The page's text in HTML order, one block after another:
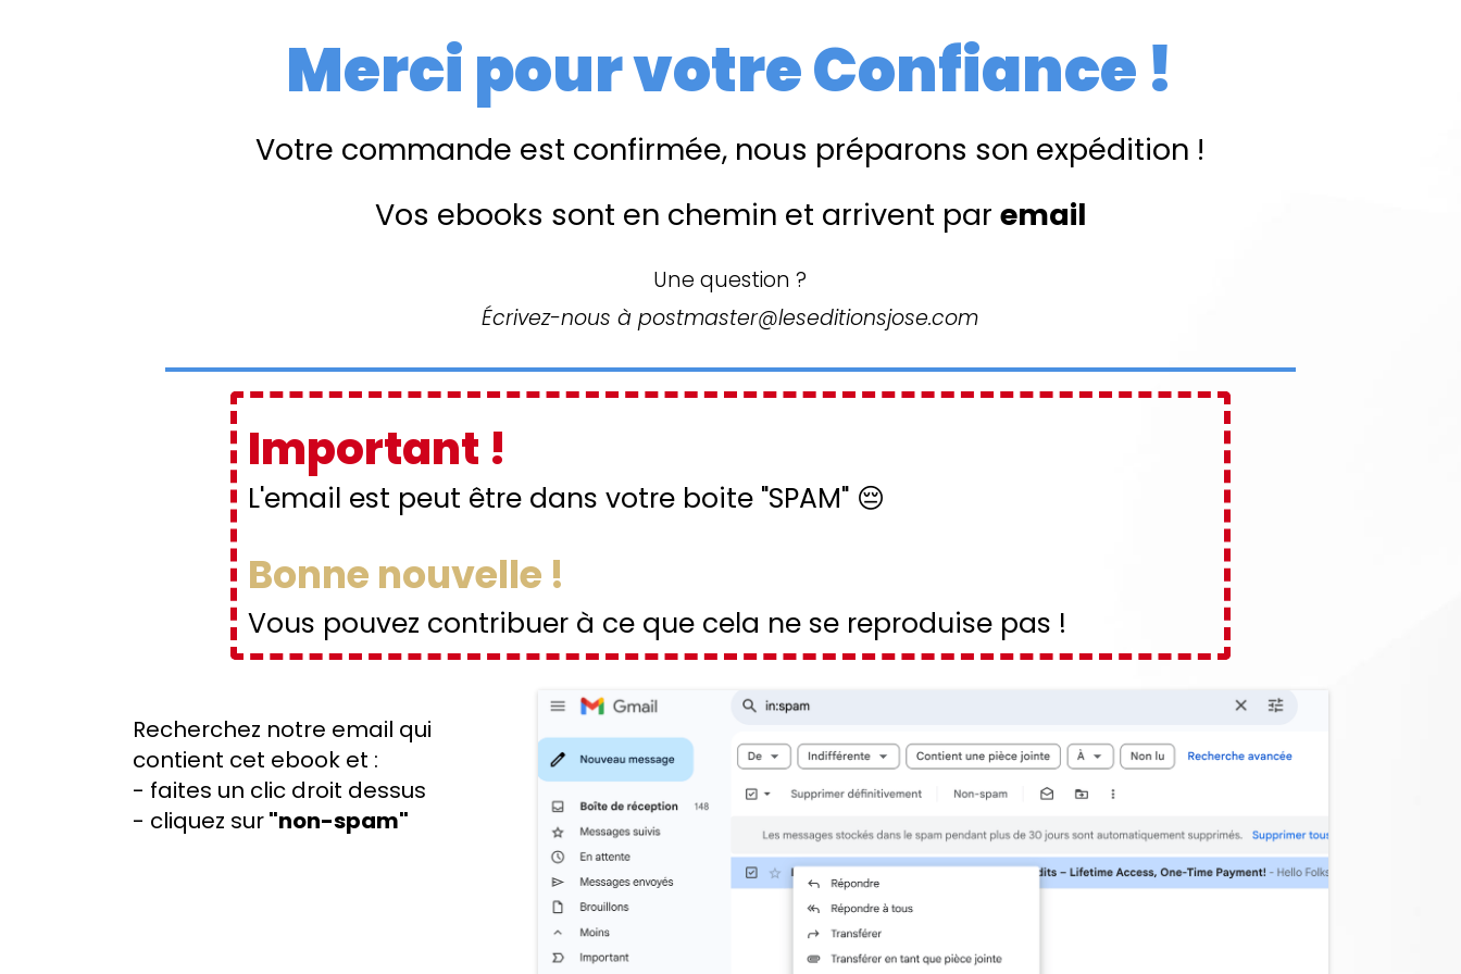
Merci pour votre Confiance !
Votre commande est confirmée, nous préparons son expédition !
Vos ebooks sont en chemin et arrivent par email
Une question ?
Écrivez-nous à postmaster@leseditionsjose.com
Important !
L'email est peut être dans votre boite "SPAM" 😔
Bonne nouvelle !
Vous pouvez contribuer à ce que cela ne se reproduise pas !
Recherchez notre email qui
contient cet ebook et :
- faites un clic droit dessus
- cliquez sur"non-spam"